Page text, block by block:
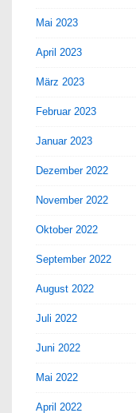
Mai 2023
April 2023
März 2023
Februar 2023
Januar 2023
Dezember 2022
November 2022
Oktober 2022
September 2022
August 2022
Juli 2022
Juni 2022
Mai 2022
April 2022